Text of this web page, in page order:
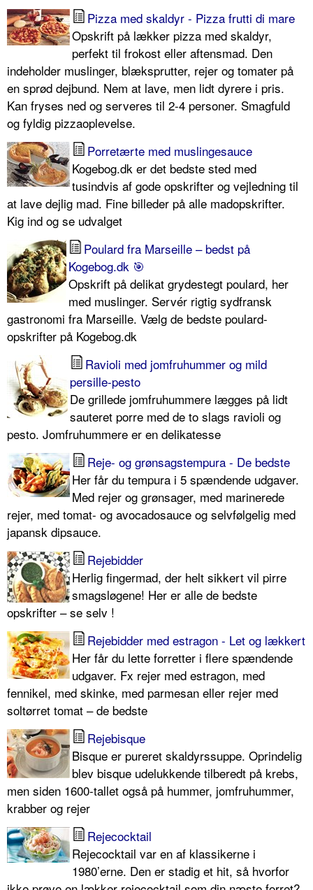
Pizza med skaldyr - Pizza frutti di mare
Opskrift på lækker pizza med skaldyr,
perfekt til frokost eller aftensmad. Den
indeholder muslinger, blæksprutter, rejer og tomater på
en sprød dejbund. Nem at lave, men lidt dyrere i pris.
Kan fryses ned og serveres til 2-4 personer. Smagfuld
og fyldig pizzaoplevelse.
Porretærte med muslingesauce
Kogebog.dk er det bedste sted med
tusindvis af gode opskrifter og vejledning til
at lave dejlig mad. Fine billeder på alle madopskrifter.
Kig ind og se udvalget
Poulard fra Marseille – bedst på
Kogebog.dk 🎯
Opskrift på delikat grydestegt poulard, her
med muslinger. Servér rigtig sydfransk
gastronomi fra Marseille. Vælg de bedste poulard-
opskrifter på Kogebog.dk
Ravioli med jomfruhummer og mild
persille-pesto
De grillede jomfruhummere lægges på lidt
sauteret porre med de to slags ravioli og
pesto. Jomfruhummere er en delikatesse
Reje- og grønsagstempura - De bedste
Her får du tempura i 5 spændende udgaver.
Med rejer og grønsager, med marinerede
rejer, med tomat- og avocadosauce og selvfølgelig med
japansk dipsauce.
Rejebidder
Herlig fingermad, der helt sikkert vil pirre
smagsløgene! Her er alle de bedste
opskrifter – se selv !
Rejebidder med estragon - Let og lækkert
Her får du lette forretter i flere spændende
udgaver. Fx rejer med estragon, med
fennikel, med skinke, med parmesan eller rejer med
soltørret tomat – de bedste
Rejebisque
Bisque er pureret skaldyrssuppe. Oprindelig
blev bisque udelukkende tilberedt på krebs,
men siden 1600-tallet også på hummer, jomfruhummer,
krabber og rejer
Rejecocktail
Rejecocktail var en af klassikerne i
1980’erne. Den er stadig et hit, så hvorfor